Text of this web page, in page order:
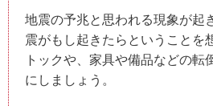
地震の予兆と思われる現象が起
震がもし起きたらということを
トックや、家具や備品などの転
にしましょう。